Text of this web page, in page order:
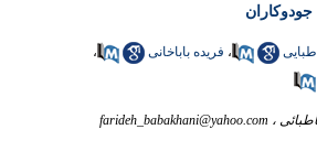
،فریده باباخانی
،
،farideh_babakhani@yahoo.com